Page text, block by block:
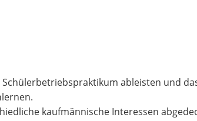
ableisten und
kaufmännische Interessen